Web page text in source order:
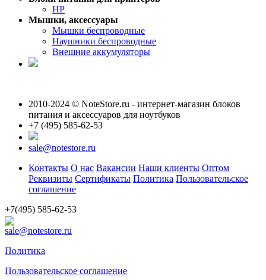
HP
Мышки, аксессуары
Мышки беспроводные
Наушники беспроводные
Внешние аккумуляторы
2010-2024 © NoteStore.ru - интернет-магазин блоков
питания и аксессуаров для ноутбуков
+7 (495) 585-62-53
sale@notestore.ru
Контакты О нас Вакансии Наши клиенты Оптом
Реквизиты Сертификаты Политика Пользовательское
соглашение
+7(495) 585-62-53
sale@notestore.ru
Политика
Пользовательское соглашение